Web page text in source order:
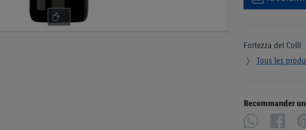
Fortezza dei Colli
Tous les
Recommander